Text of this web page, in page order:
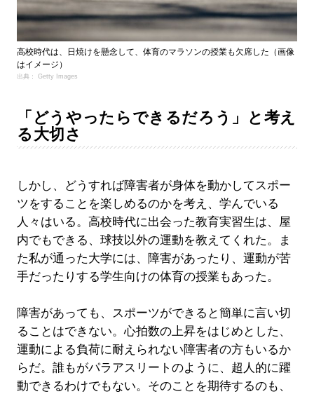
高校時代は、日焼けを懸念して、体育のマラソンの授業も欠席した（画像
はイメージ）
出典： Getty Images
「どうやったらできるだろう」と考え
る大切さ
しかし、どうすれば障害者が身体を動かしてスポー
ツをすることを楽しめるのかを考え、学んでいる
人々はいる。高校時代に出会った教育実習生は、屋
内でもできる、球技以外の運動を教えてくれた。ま
た私が通った大学には、障害があったり、運動が苦
手だったりする学生向けの体育の授業もあった。
障害があっても、スポーツができると簡単に言い切
ることはできない。心拍数の上昇をはじめとした、
運動による負荷に耐えられない障害者の方もいるか
らだ。誰もがパラアスリートのように、超人的に躍
動できるわけでもない。そのことを期待するのも、